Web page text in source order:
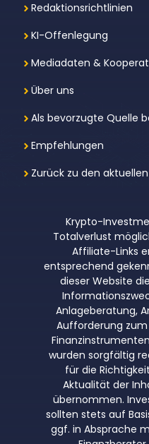
Redaktionsrichtlinien
KI-Offenlegung
Mediadaten &
Über uns
Als bevorzugte Quelle
Empfehlungen
Zurück zu den
Krypto-
Totalverlust
Affiliate-Links
entsprechend
dieser Website
Anlageberatung,
Aufforderung
wurden sorgfältig
für die
Aktualität der
übernommen.
sollten stets auf
ggf. in Absprache